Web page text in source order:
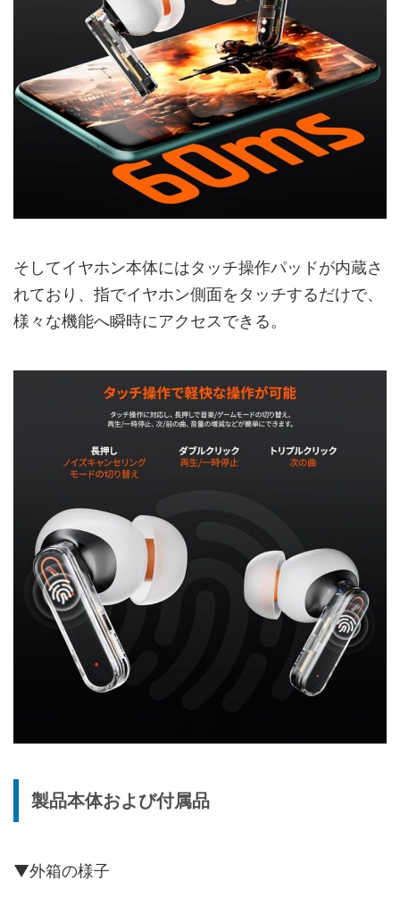
そしてイヤホン本体にはタッチ操作パッドが内蔵さ
れており、指でイヤホン側面をタッチするだけで、
様々な機能へ瞬時にアクセスできる。
製品本体および付属品
▼外箱の様子